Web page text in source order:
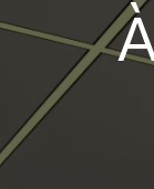
ACCUEIL
À PROPOS